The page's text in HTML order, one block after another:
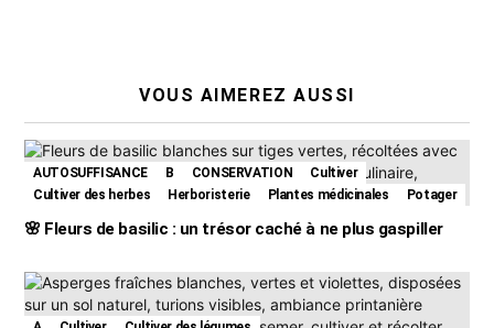
VOUS AIMEREZ AUSSI
AUTOSUFFISANCE B CONSERVATION
Cultiver
Cultiver des herbes
Herboristerie Plantes médicinales Potager
🌸 Fleurs de basilic : un trésor caché à ne plus gaspiller